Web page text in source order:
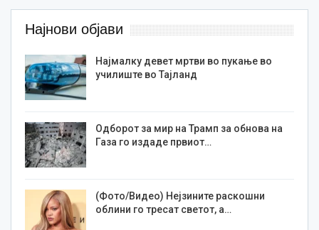
Најнови објави
Најмалку девет мртви во пукање во
училиште во Тајланд
Одборот за мир на Трамп за обнова на
Газа го издаде првиот…
(Фото/Видео) Нејзините раскошни
облини го тресат светот, а…